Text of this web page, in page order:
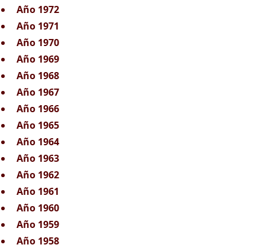
Año 1972
Año 1971
Año 1970
Año 1969
Año 1968
Año 1967
Año 1966
Año 1965
Año 1964
Año 1963
Año 1962
Año 1961
Año 1960
Año 1959
Año 1958